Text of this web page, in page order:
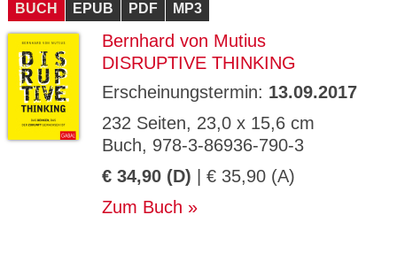
BUCH EPUB PDF MP3
Bernhard von Mutius
DISRUPTIVE THINKING
Erscheinungstermin: 13.09.2017
232 Seiten, 23,0 x 15,6 cm
Buch, 978-3-86936-790-3
€ 34,90 (D) | € 35,90 (A)
Zum Buch